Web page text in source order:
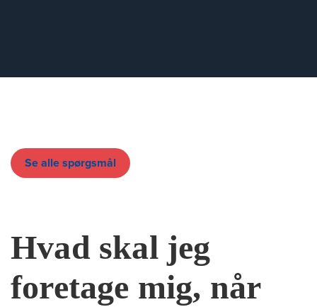
Se alle spørgsmål
Hvad skal jeg
foretage mig, når